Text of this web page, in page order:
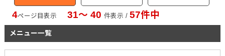
4ページ目表示 31〜 40 件表示 / 57件中
メニュー一覧